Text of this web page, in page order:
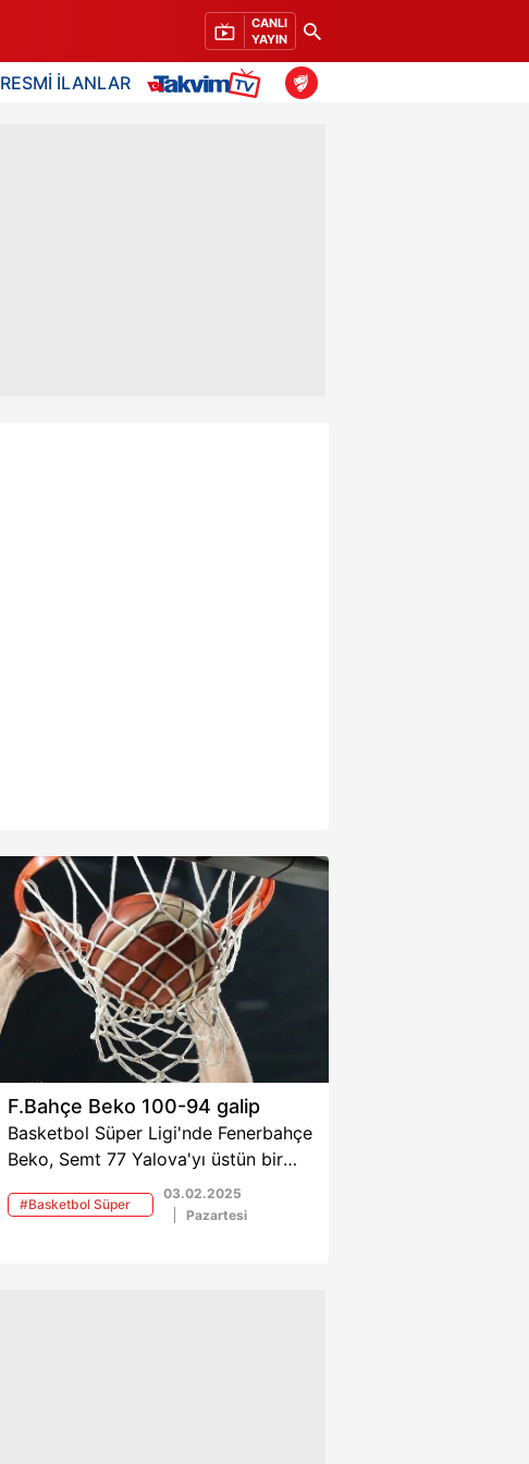
CANLI
YAYIN
RESMİ İLANLAR
F.Bahçe Beko 100-94 galip
Basketbol Süper Ligi'nde Fenerbahçe
Beko, Semt 77 Yalova'yı üstün bir
oyundan sonra 100-94'lük skorla
mağlup etti.
#Basketbol Süper
03.02.2025
Pazartesi